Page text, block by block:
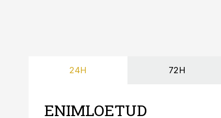
24H 72H
ENIMLOETUD